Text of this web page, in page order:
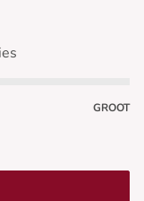
GROOT